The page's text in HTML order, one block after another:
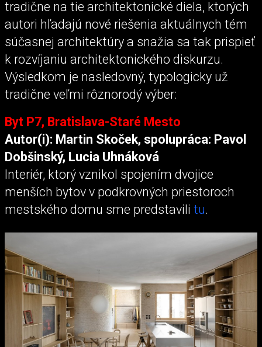
tradične na tie architektonické diela, ktorých
autori hľadajú nové riešenia aktuálnych tém
súčasnej architektúry a snažia sa tak prispieť
k rozvíjaniu architektonického diskurzu.
Výsledkom je nasledovný, typologicky už
tradične veľmi rôznorodý výber:
Byt P7, Bratislava-Staré Mesto
Autor(i): Martin Skoček, spolupráca: Pavol
Dobšinský, Lucia Uhnáková
Interiér, ktorý vznikol spojením dvojice
menších bytov v podkrovných priestoroch
mestského domu sme predstavili tu.